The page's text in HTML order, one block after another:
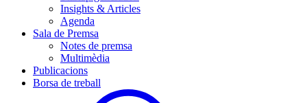
Insights & Articles
Agenda
Sala de Premsa
Notes de premsa
Multimèdia
Publicacions
Borsa de treball